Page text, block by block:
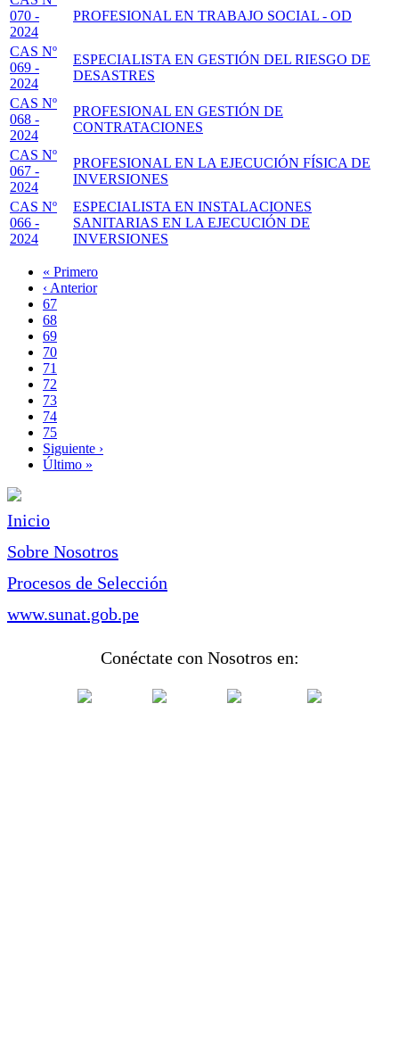
070 -
2024
PROFESIONAL EN TRABAJO SOCIAL - OD
CAS Nº
069 -
2024
ESPECIALISTA EN GESTIÓN DEL RIESGO DE
DESASTRES
CAS Nº
068 -
2024
PROFESIONAL EN GESTIÓN DE
CONTRATACIONES
CAS Nº
067 -
2024
PROFESIONAL EN LA EJECUCIÓN FÍSICA DE
INVERSIONES
CAS Nº
066 -
2024
ESPECIALISTA EN INSTALACIONES
SANITARIAS EN LA EJECUCIÓN DE
INVERSIONES
Paginación
Primera
página
« Primero
Página
anterior
‹ Anterior
Page
67
Page
68
Page
69
Page
70
Página
actual
71
Page
72
Page
73
Page
74
Page
75
Siguiente
página
Siguiente ›
Última
Último »
Inicio
Sobre Nosotros
Procesos de Selección
www.sunat.gob.pe
Conéctate con Nosotros en: